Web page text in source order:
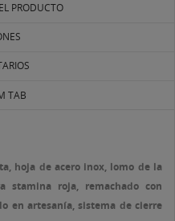
PRODUCTO
TAB
hoja de acero inox, lomo de la
stamina roja, remachado con
en artesanía, sistema de cierre